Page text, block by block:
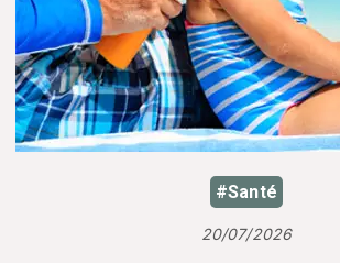
#Santé
20/07/2026